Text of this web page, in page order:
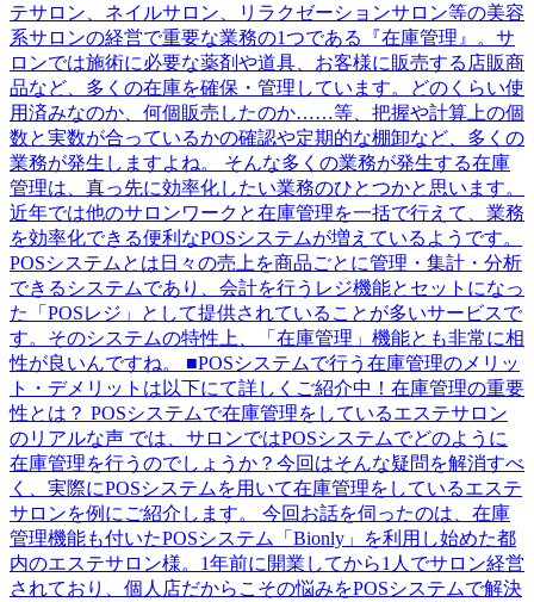
テサロン、ネイルサロン、リラクゼーションサロン等の美容
系サロンの経営で重要な業務の1つである『在庫管理』。サ
ロンでは施術に必要な薬剤や道具、お客様に販売する店販商
品など、多くの在庫を確保・管理しています。どのくらい使
用済みなのか、何個販売したのか……等、把握や計算上の個
数と実数が合っているかの確認や定期的な棚卸など、多くの
業務が発生しますよね。 そんな多くの業務が発生する在庫
管理は、真っ先に効率化したい業務のひとつかと思います。
近年では他のサロンワークと在庫管理を一括で行えて、業務
を効率化できる便利なPOSシステムが増えているようです。
POSシステムとは日々の売上を商品ごとに管理・集計・分析
できるシステムであり、会計を行うレジ機能とセットになっ
た「POSレジ」として提供されていることが多いサービスで
す。そのシステムの特性上、「在庫管理」機能とも非常に相
性が良いんですね。 ■POSシステムで行う在庫管理のメリッ
ト・デメリットは以下にて詳しくご紹介中！在庫管理の重要
性とは？ POSシステムで在庫管理をしているエステサロン
のリアルな声 では、サロンではPOSシステムでどのように
在庫管理を行うのでしょうか？今回はそんな疑問を解消すべ
く、実際にPOSシステムを用いて在庫管理をしているエステ
サロンを例にご紹介します。 今回お話を伺ったのは、在庫
管理機能も付いたPOSシステム「Bionly」を利用し始めた都
内のエステサロン様。1年前に開業してから1人でサロン経営
されており、個人店だからこその悩みをPOSシステムで解決